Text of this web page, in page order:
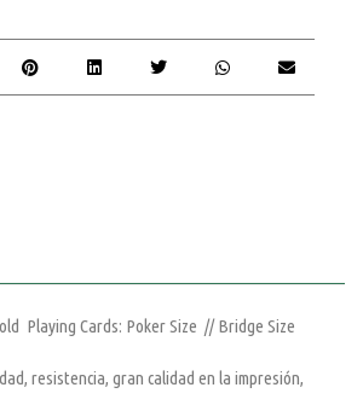
Playing Cards: Poker Size // Bridge Size
resistencia, gran calidad en la impresión,